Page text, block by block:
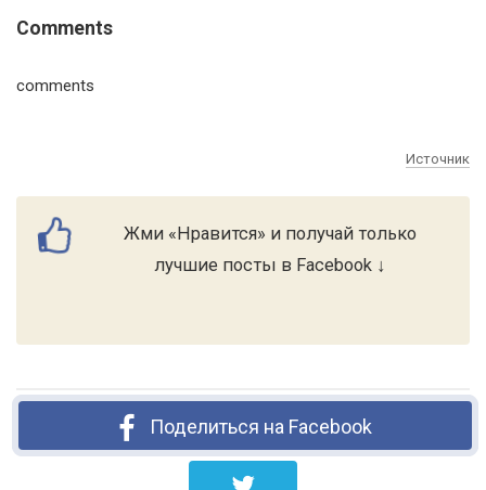
Comments
comments
Источник
Жми «Нравится» и получай только
лучшие посты в Facebook ↓
Поделиться на Facebook